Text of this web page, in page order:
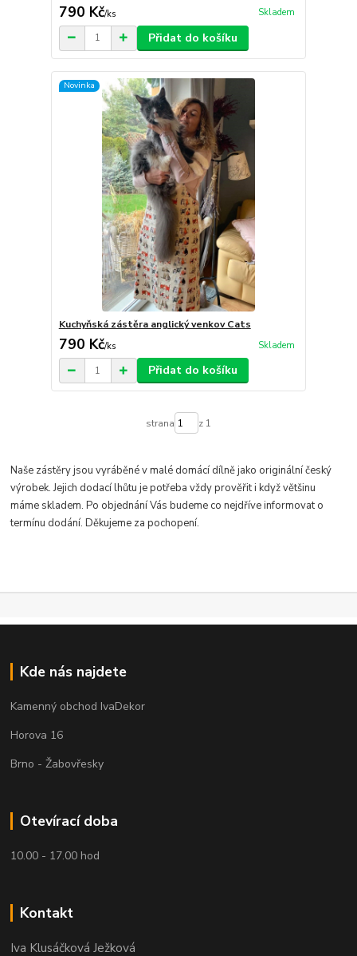
790 Kč/ks Skladem
Přidat do košíku
Novinka
Kuchyňská zástěra anglický venkov Cats
790 Kč/ks Skladem
Přidat do košíku
strana z 1
Naše zástěry jsou vyráběné v malé domácí dílně jako originální český
výrobek. Jejich dodací lhůtu je potřeba vždy prověřit i když většinu
máme skladem. Po objednání Vás budeme co nejdříve informovat o
termínu dodání. Děkujeme za pochopení.
Kde nás najdete
Kamenný obchod IvaDekor
Horova 16
Brno - Žabovřesky
Otevírací doba
10.00 - 17.00 hod
Kontakt
Iva Klusáčková Ježková